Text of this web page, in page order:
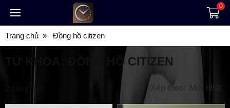
0
Trang chủ Đồng hồ citizen
TỪ KHÓA: ĐỒNG HỒ CITIZEN
sản phẩm Xếp theo: Mới nhất